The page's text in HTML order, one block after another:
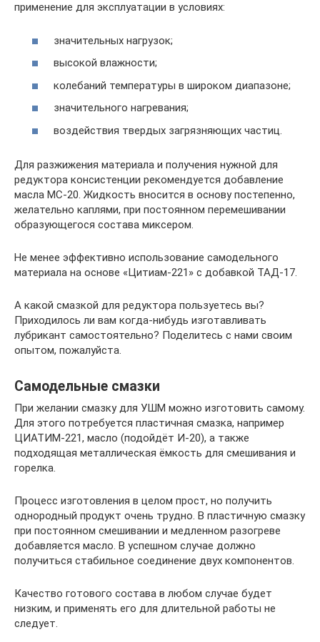
применение для эксплуатации в условиях:
значительных нагрузок;
высокой влажности;
колебаний температуры в широком диапазоне;
значительного нагревания;
воздействия твердых загрязняющих частиц.
Для разжижения материала и получения нужной для
редуктора консистенции рекомендуется добавление
масла МС-20. Жидкость вносится в основу постепенно,
желательно каплями, при постоянном перемешивании
образующегося состава миксером.
Не менее эффективно использование самодельного
материала на основе «Цитиам-221» с добавкой ТАД-17.
А какой смазкой для редуктора пользуетесь вы?
Приходилось ли вам когда-нибудь изготавливать
лубрикант самостоятельно? Поделитесь с нами своим
опытом, пожалуйста.
Самодельные смазки
При желании смазку для УШМ можно изготовить самому.
Для этого потребуется пластичная смазка, например
ЦИАТИМ-221, масло (подойдёт И-20), а также
подходящая металлическая ёмкость для смешивания и
горелка.
Процесс изготовления в целом прост, но получить
однородный продукт очень трудно. В пластичную смазку
при постоянном смешивании и медленном разогреве
добавляется масло. В успешном случае должно
получиться стабильное соединение двух компонентов.
Качество готового состава в любом случае будет
низким, и применять его для длительной работы не
следует.